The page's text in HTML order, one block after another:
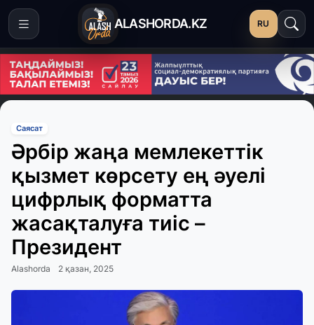
ALASHORDA.KZ RU
Саясат
Әрбір жаңа мемлекеттік
қызмет көрсету ең әуелі
цифрлық форматта
жасақталуға тиіс –
Президент
Alashorda 2 қазан, 2025